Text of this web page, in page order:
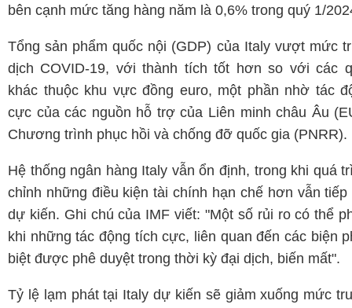
bên cạnh mức tăng hàng năm là 0,6% trong quý 1/
Tổng sản phẩm quốc nội (GDP) của Italy vượt mức
dịch COVID-19, với thành tích tốt hơn so với các
khác thuộc khu vực đồng euro, một phần nhờ tác
cực của các nguồn hỗ trợ của Liên minh châu Âu
Chương trình phục hồi và chống đỡ quốc gia (PNRR).
Hệ thống ngân hàng Italy vẫn ổn định, trong khi quá
chỉnh những điều kiện tài chính hạn chế hơn vẫn
dự kiến. Ghi chú của IMF viết: "Một số rủi ro có thể
khi những tác động tích cực, liên quan đến các biện
biệt được phê duyệt trong thời kỳ đại dịch, biến mất".
Tỷ lệ lạm phát tại Italy dự kiến sẽ giảm xuống mức